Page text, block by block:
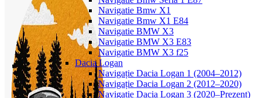
Navigatie Bmw X1
Navigatie Bmw X1 E84
Navigatie BMW X3
Navigatie BMW X3 E83
Navigatie BMW X3 f25
Dacia Logan
Navigație Dacia Logan 1 (2004–2012)
Navigație Dacia Logan 2 (2012–2020)
Navigație Dacia Logan 3 (2020–Prezent)